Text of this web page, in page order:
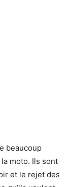
beaucoup
moto. Ils sont
et le rejet des